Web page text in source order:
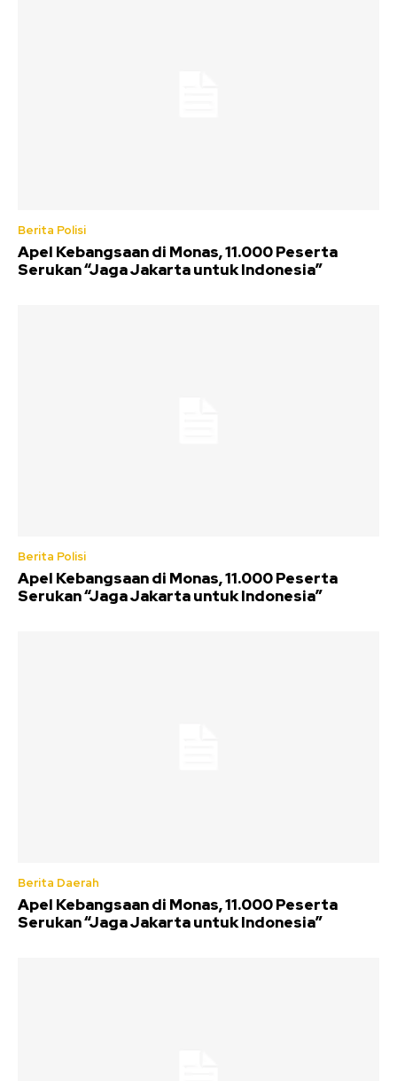
Berita Polisi
Apel Kebangsaan di Monas, 11.000 Peserta
Serukan “Jaga Jakarta untuk Indonesia”
Berita Polisi
Apel Kebangsaan di Monas, 11.000 Peserta
Serukan “Jaga Jakarta untuk Indonesia”
Berita Daerah
Apel Kebangsaan di Monas, 11.000 Peserta
Serukan “Jaga Jakarta untuk Indonesia”